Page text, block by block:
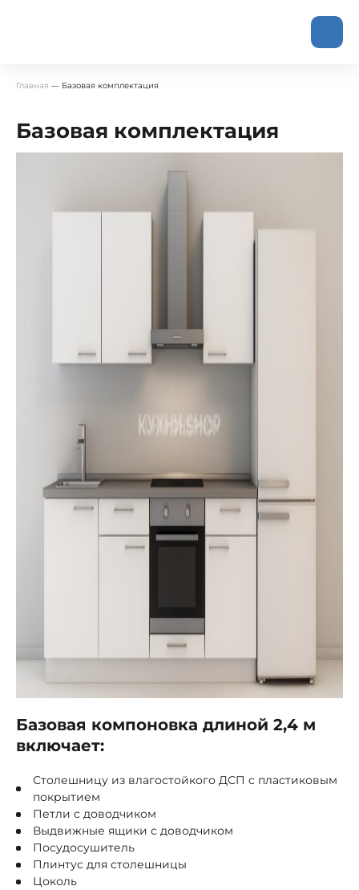
Главная — Базовая комплектация
Базовая комплектация
Базовая компоновка длиной 2,4 м
включает:
Столешницу из влагостойкого ДСП с пластиковым
покрытием
Петли с доводчиком
Выдвижные ящики с доводчиком
Посудосушитель
Плинтус для столешницы
Цоколь